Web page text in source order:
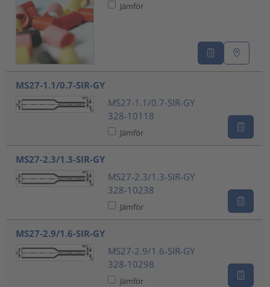
Jämför
MS27-1.1/0.7-SIR-GY
MS27-1.1/0.7-SIR-GY
328-10118
Jämför
MS27-2.3/1.3-SIR-GY
MS27-2.3/1.3-SIR-GY
328-10238
Jämför
MS27-2.9/1.6-SIR-GY
MS27-2.9/1.6-SIR-GY
328-10298
Jämför